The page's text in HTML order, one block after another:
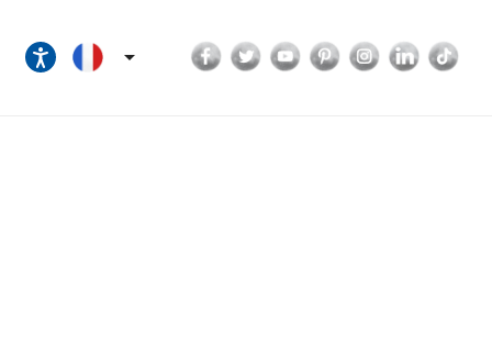
 Facebook
TwitterYouTubePinterestInstagram